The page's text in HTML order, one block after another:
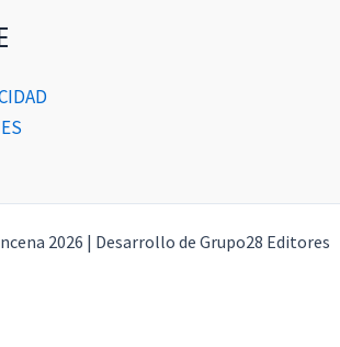
2026 | Desarrollo de Grupo28 Editores